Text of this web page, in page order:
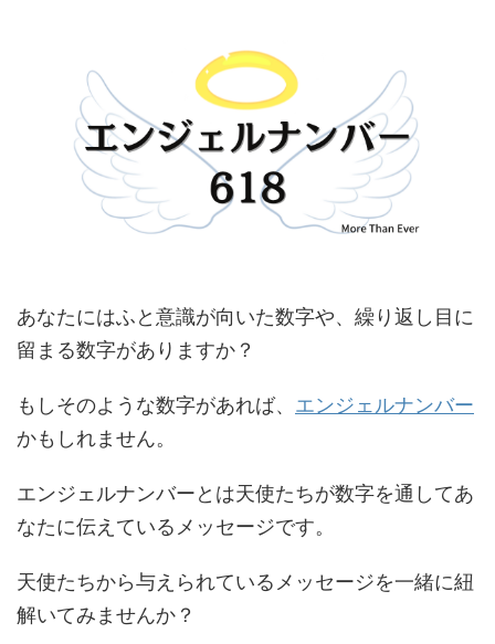
あなたにはふと意識が向いた数字や、繰り返し目に
留まる数字がありますか？
もしそのような数字があれば、 エンジェルナンバー
かもしれません。
エンジェルナンバーとは天使たちが数字を通してあ
なたに伝えているメッセージです。
天使たちから与えられているメッセージを一緒に紐
解いてみませんか？